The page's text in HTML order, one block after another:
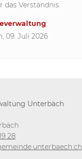
das Verständnis.
09. Juli 2026
Unterbäch
28